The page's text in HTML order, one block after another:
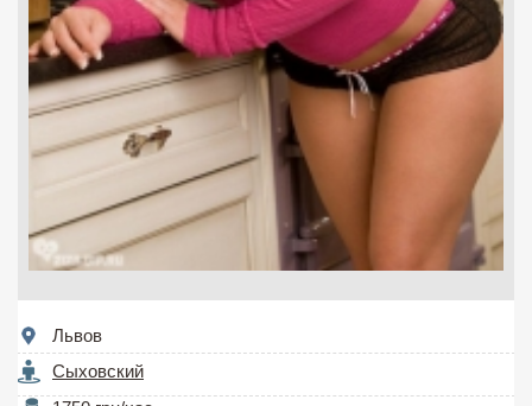
Львов
Сыховский